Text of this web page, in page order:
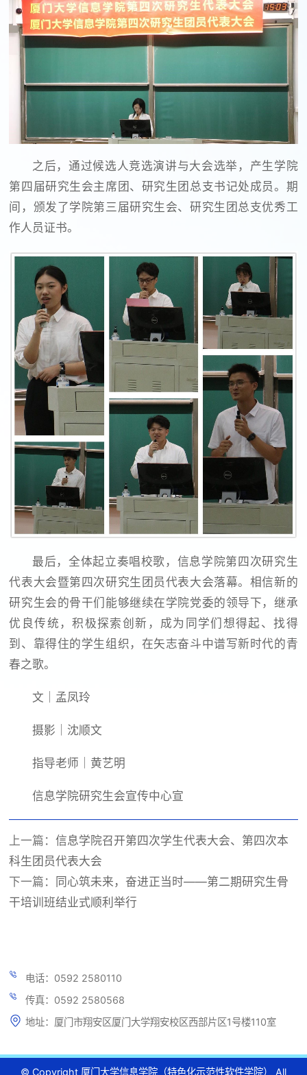
之后，通过候选人竞选演讲与大会选举，产生学院
第四届研究生会主席团、研究生团总支书记处成员。期
间，颁发了学院第三届研究生会、研究生团总支优秀工
作人员证书。
最后，全体起立奏唱校歌，信息学院第四次研究生
代表大会暨第四次研究生团员代表大会落幕。相信新的
研究生会的骨干们能够继续在学院党委的领导下，继承
优良传统，积极探索创新，成为同学们想得起、找得
到、靠得住的学生组织，在矢志奋斗中谱写新时代的青
春之歌。
文｜孟凤玲
摄影｜沈顺文
指导老师｜黄艺明
信息学院研究生会宣传中心宣
上一篇：信息学院召开第四次学生代表大会、第四次本
科生团员代表大会
下一篇： 同心筑未来，奋进正当时——第二期研究生骨
干培训班结业式顺利举行
电话：0592 2580110
传真：0592 2580568
地址：厦门市翔安区厦门大学翔安校区西部片区1号楼110室
© Copyright 厦门大学信息学院（特色化示范性软件学院） All